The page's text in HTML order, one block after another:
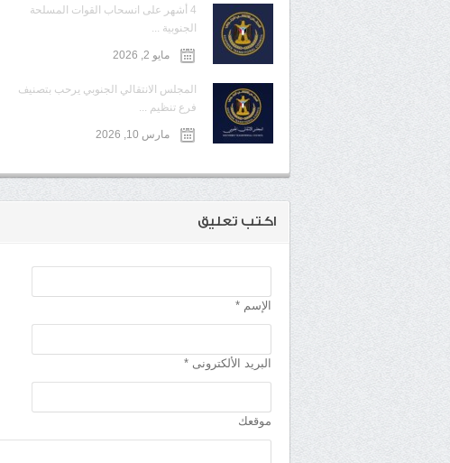
4 أشهر على انسحاب القوات المسلحة
الجنوبية ...
مايو 2, 2026
المجلس الانتقالي الجنوبي يرحب بتصنيف
فرع تنظيم ...
مارس 10, 2026
اكتب تعليق
الإسم *
البريد الألكترونى *
موقعك